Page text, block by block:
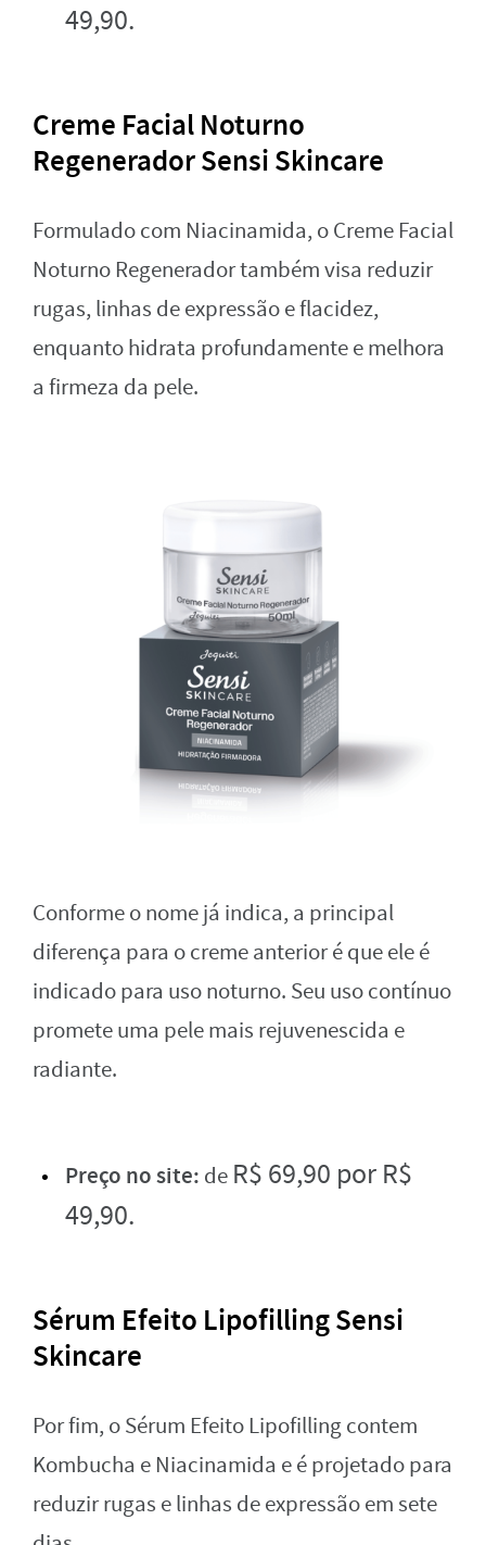
49,90.
Creme Facial Noturno
Regenerador Sensi Skincare
Formulado com Niacinamida, o Creme Facial
Noturno Regenerador também visa reduzir
rugas, linhas de expressão e flacidez,
enquanto hidrata profundamente e melhora
a firmeza da pele.
Conforme o nome já indica, a principal
diferença para o creme anterior é que ele é
indicado para uso noturno. Seu uso contínuo
promete uma pele mais rejuvenescida e
radiante.
Preço no site: de R$ 69,90 por R$
49,90.
Sérum Efeito Lipofilling Sensi
Skincare
Por fim, o Sérum Efeito Lipofilling contem
Kombucha e Niacinamida e é projetado para
reduzir rugas e linhas de expressão em sete